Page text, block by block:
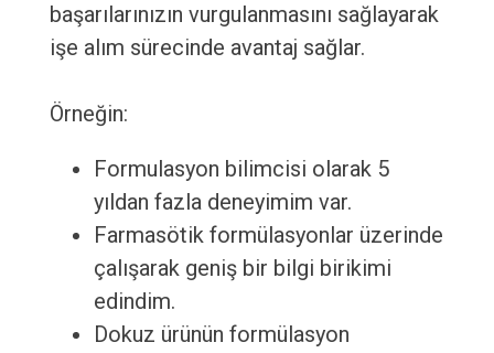
başarılarınızın vurgulanmasını sağlayarak
işe alım sürecinde avantaj sağlar.
Örneğin:
Formulasyon bilimcisi olarak 5
yıldan fazla deneyimim var.
Farmasötik formülasyonlar üzerinde
çalışarak geniş bir bilgi birikimi
edindim.
Dokuz ürünün formülasyon